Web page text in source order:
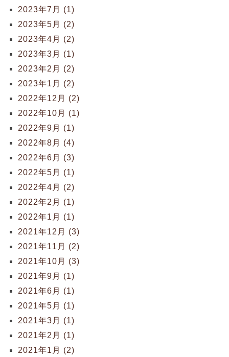
2023年7月 (1)
2023年5月 (2)
2023年4月 (2)
2023年3月 (1)
2023年2月 (2)
2023年1月 (2)
2022年12月 (2)
2022年10月 (1)
2022年9月 (1)
2022年8月 (4)
2022年6月 (3)
2022年5月 (1)
2022年4月 (2)
2022年2月 (1)
2022年1月 (1)
2021年12月 (3)
2021年11月 (2)
2021年10月 (3)
2021年9月 (1)
2021年6月 (1)
2021年5月 (1)
2021年3月 (1)
2021年2月 (1)
2021年1月 (2)